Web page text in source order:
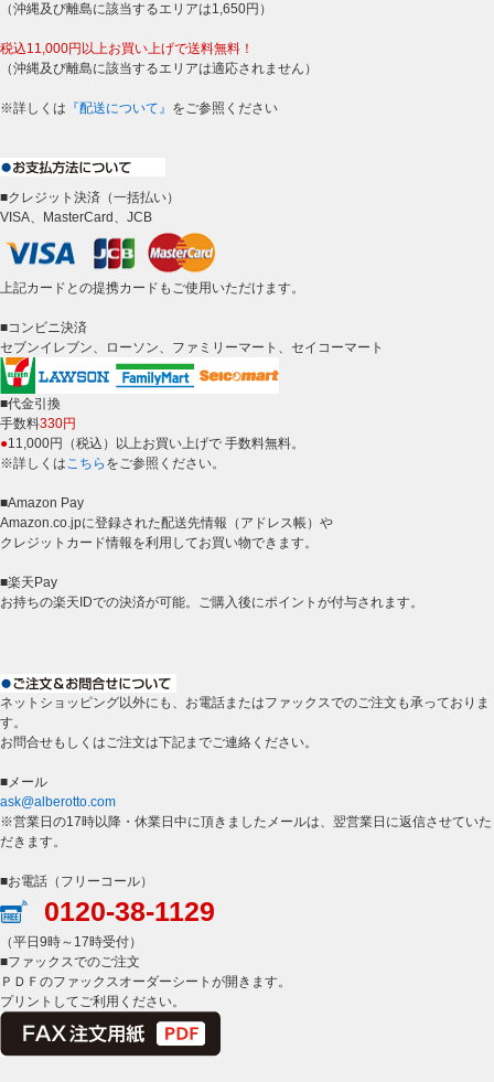
（沖縄及び離島に該当するエリアは1,650円）
税込11,000円以上お買い上げで送料無料！
（沖縄及び離島に該当するエリアは適応されません）
※詳しくは 『配送について』 をご参照ください
■クレジット決済（一括払い）
VISA、MasterCard、JCB
上記カードとの提携カードもご使用いただけます。
■コンビニ決済
セブンイレブン、ローソン、ファミリーマート、セイコーマート
■代金引換
手数料330円
●11,000円（税込）以上お買い上げで 手数料無料。
※詳しくはこちら をご参照ください。
■Amazon Pay
Amazon.co.jpに登録された配送先情報（アドレス帳）や
クレジットカード情報を利用してお買い物できます。
■楽天Pay
お持ちの楽天IDでの決済が可能。ご購入後にポイントが付与されます。
ネットショッピング以外にも、お電話またはファックスでのご注文も承っておりま
す。
お問合せもしくはご注文は下記までご連絡ください。
■メール
ask@alberotto.com
※営業日の17時以降・休業日中に頂きましたメールは、翌営業日に返信させていた
だきます。
■お電話（フリーコール）
0120-38-1129
（平日9時～17時受付）
■ファックスでのご注文
ＰＤＦのファックスオーダーシートが開きます。
プリントしてご利用ください。